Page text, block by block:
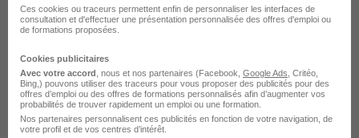
Entreprises Vendangeur
Parcourir les entreprises par métiers dans le domaine Agricole
Les entreprises qui recrutent
par métier en France
Ces cookies ou traceurs permettent enfin de personnaliser les interfaces de
consultation et d'effectuer une présentation personnalisée des offres d'emploi ou
de formations proposées.
Cookies publicitaires
Avec votre accord , nous et nos partenaires (Facebook, Google Ads , Critéo,
Bing,) pouvons utiliser des traceurs pour vous proposer des publicités pour des
offres d’emploi ou des offres de formations personnalisés afin d’augmenter vos
probabilités de trouver rapidement un emploi ou une formation.
Nos partenaires personnalisent ces publicités en fonction de votre navigation, de
votre profil et de vos centres d’intérêt.